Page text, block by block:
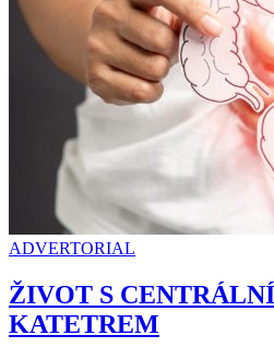
ADVERTORIAL
ŽIVOT S
KATETREM